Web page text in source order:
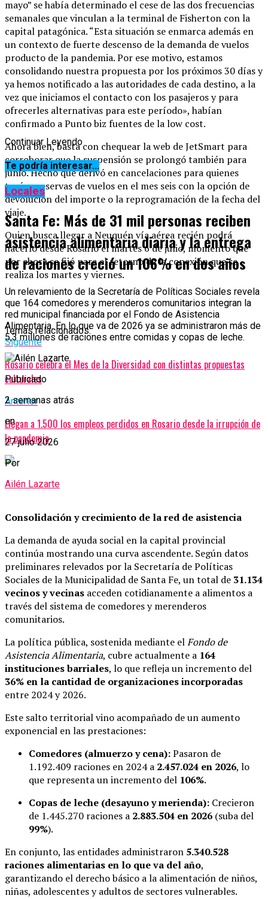
mayo” se había determinado el cese de las dos frecuencias
semanales que vinculan a la terminal de Fisherton con la
capital patagónica. “Esta situación se enmarca además en
un contexto de fuerte descenso de la demanda de vuelos
producto de la pandemia. Por ese motivo, estamos
consolidando nuestra propuesta por los próximos 30 días y
ya hemos notificado a las autoridades de cada destino, a la
vez que iniciamos el contacto con los pasajeros y para
ofrecerles alternativas para este período», habían
confirmado a Punto biz fuentes de la low cost.
Ahora bien, basta con chequear la web de JetSmart para
corroborar que la suspensión se prolongó también para
junio. Hecho que derivó en cancelaciones para quienes
tenían reservas de vuelos en el mes seis con la opción de
devolución del importe o la reprogramación de la fecha del
viaje.
Quien busca llegar a Neuquén vía aérea recién podrá
hacerlo desde Rosario el martes 6 de julio, momento que
por ahora se fijó para el retorno de la conexión que se
realiza los martes y viernes.
Temas relacionados:
Siguente
Rosario celebra el Mes de la Diversidad con distintas propuestas
culturales
Anterior
Llegan a 1.500 los empleos perdidos en Rosario desde la irrupción de
la pandemia
Continuar Leyendo
Te podría interesar...
Locales
Santa Fe: Más de 31 mil personas reciben
asistencia alimentaria diaria y la entrega
de raciones creció un 106% en dos años
Un relevamiento de la Secretaría de Políticas Sociales revela
que 164 comedores y merenderos comunitarios integran la
red municipal financiada por el Fondo de Asistencia
Alimentaria. En lo que va de 2026 ya se administraron más de
5,3 millones de raciones entre comidas y copas de leche.
Publicado
2 semanas atrás
en
27 julio 2026
Por
Ailén Lazarte
Consolidación y crecimiento de la red de asistencia
La demanda de ayuda social en la capital provincial
continúa mostrando una curva ascendente. Según datos
preliminares relevados por la Secretaría de Políticas
Sociales de la Municipalidad de Santa Fe, un total de 31.134
vecinos y vecinas acceden cotidianamente a alimentos a
través del sistema de comedores y merenderos
comunitarios.
La política pública, sostenida mediante elFondo de
Asistencia Alimentaria, cubre actualmente a 164
instituciones barriales, lo que refleja un incremento del
36% en la cantidad de organizaciones incorporadas
entre 2024 y 2026.
Este salto territorial vino acompañado de un aumento
exponencial en las prestaciones:
Comedores (almuerzo y cena):Pasaron de
1.192.409 raciones en 2024 a 2.457.024 en 2026, lo
que representa un incremento del 106%.
Copas de leche (desayuno y merienda): Crecieron
de 1.445.270 raciones a 2.883.504 en 2026 (suba del
99%).
En conjunto, las entidades administraron 5.340.528
raciones alimentarias en lo que va del año,
garantizando el derecho básico a la alimentación de niños,
niñas, adolescentes y adultos de sectores vulnerables.